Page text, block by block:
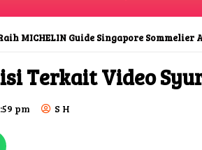
MICHELIN Guide Singapore Sommelier
Terkait Video
pm S H